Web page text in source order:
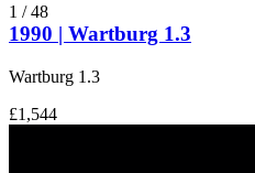
1 /48
1990 | Wartburg 1.3
Wartburg 1.3
£1,544